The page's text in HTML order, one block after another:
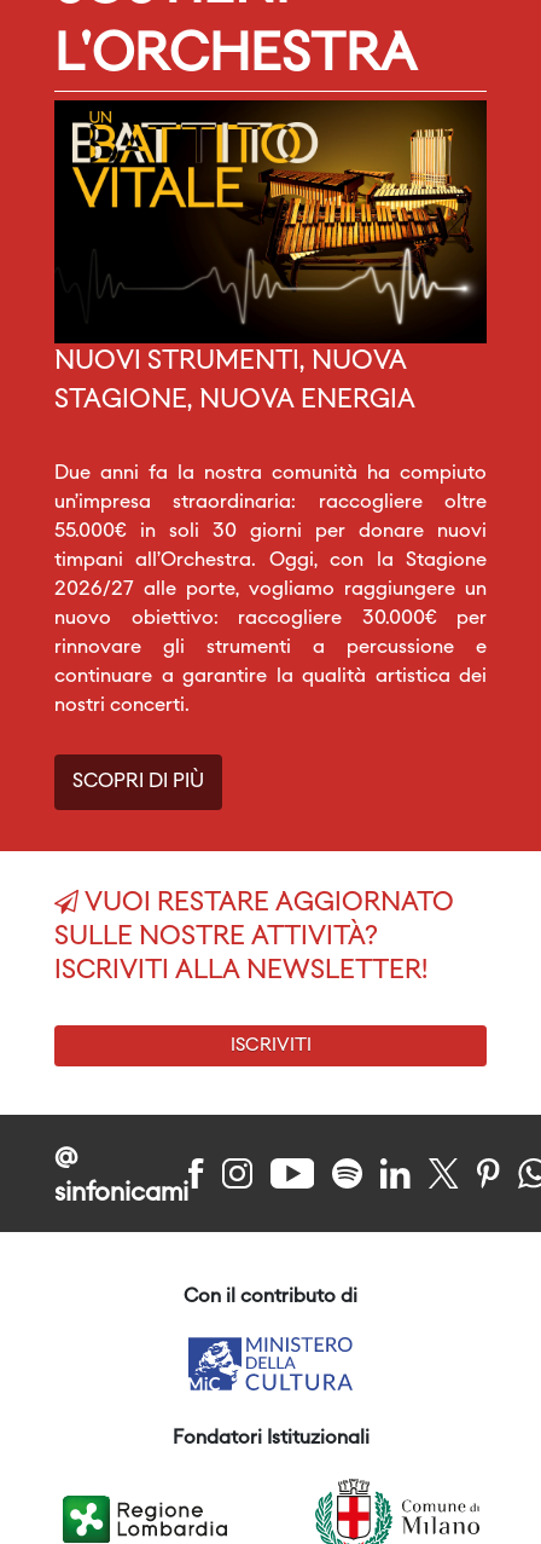
L'ORCHESTRA
NUOVI STRUMENTI, NUOVA
STAGIONE, NUOVA ENERGIA
Due anni fa la nostra comunità ha compiuto
un’impresa straordinaria: raccogliere oltre
55.000€ in soli 30 giorni per donare nuovi
timpani all’Orchestra. Oggi, con la Stagione
2026/27 alle porte, vogliamo raggiungere un
nuovo obiettivo: raccogliere 30.000€ per
rinnovare gli strumenti a percussione e
continuare a garantire la qualità artistica dei
nostri concerti.
SCOPRI DI PIÙ
VUOI RESTARE AGGIORNATO
SULLE NOSTRE ATTIVITÀ?
ISCRIVITI ALLA NEWSLETTER!
ISCRIVITI
@
sinfonicami
Con il contributo di
Fondatori Istituzionali